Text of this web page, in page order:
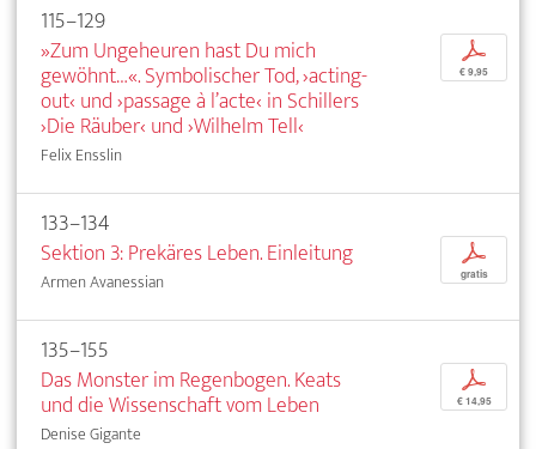
115–129
»Zum Ungeheuren hast Du mich
gewöhnt…«. Symbolischer Tod, ›acting-
out‹ und ›passage à l’acte‹ in Schillers
›Die Räuber‹ und ›Wilhelm Tell‹
Felix Ensslin
p
€ 9,95
133–134
Sektion 3: Prekäres Leben. Einleitung
Armen Avanessian
p
gratis
135–155
Das Monster im Regenbogen. Keats
und die Wissenschaft vom Leben
Denise Gigante
p
€ 14,95